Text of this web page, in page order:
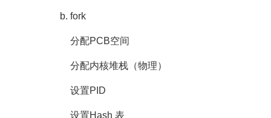
fork
分配PCB空间
分配内核堆栈（物理）
设置PID
设置Hash 表